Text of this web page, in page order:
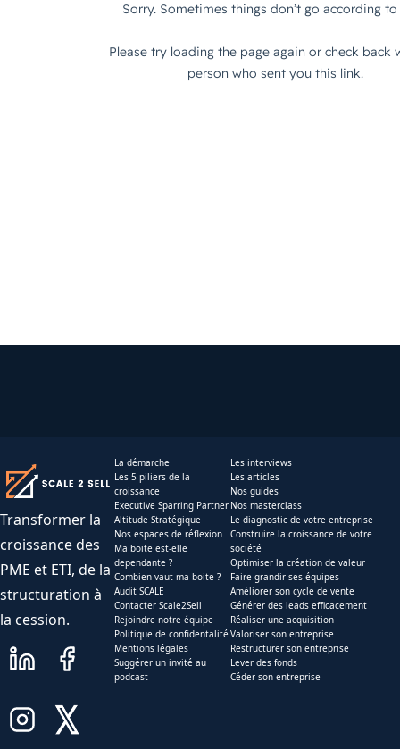
Transformer la
croissance des
PME et ETI, de la
structuration à
la cession.
La démarche
Les 5 piliers de la
croissance
Executive Sparring Partner
Altitude Stratégique
Nos espaces de réflexion
Ma boite est-elle
dependante ?
Combien vaut ma boite ?
Audit SCALE
Contacter Scale2Sell
Rejoindre notre équipe
Politique de confidentalité
Mentions légales
Suggérer un invité au
podcast
Les interviews
Les articles
Nos guides
Nos masterclass
Le diagnostic de votre entreprise
Construire la croissance de votre
société
Optimiser la création de valeur
Faire grandir ses équipes
Améliorer son cycle de vente
Générer des leads efficacement
Réaliser une acquisition
Valoriser son entreprise
Restructurer son entreprise
Lever des fonds
Céder son entreprise